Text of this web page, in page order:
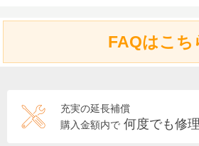
FAQはこち
充実の延長補償
購入金額内で 何度でも修